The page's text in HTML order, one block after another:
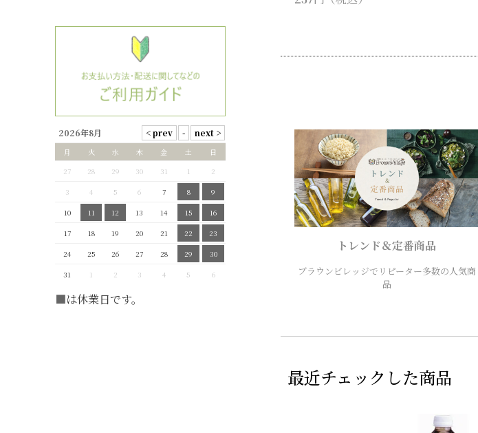
トレンド＆定番商品
ブラウンビレッジでリピーター多数の人気商
品
最近チェックした商品
2026年8月
月 火 水 木 金 土
日
27
28 29 30 31 1
2
3
4 5 6 7 8
9
10
11 12 13 14 15
16
17
18 19 20 21 22
23
24
25 26 27 28 29
30
31
1 2 3 4 5 6
■は休業日です。